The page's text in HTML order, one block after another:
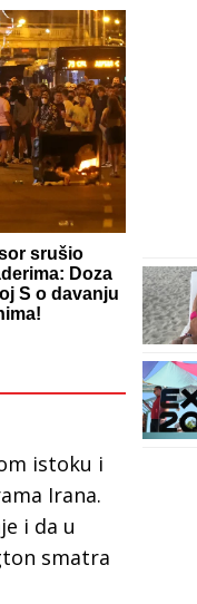
srušio
Doza
S o davanju
istoku i
Irana.
i da u
smatra